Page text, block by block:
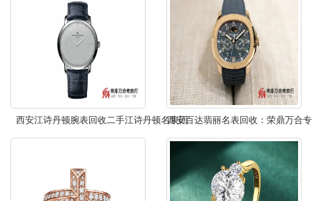
西安江诗丹顿腕表回收二手江诗丹顿名表回
收，足不出户 安心变现 上门回收！
西安百达翡丽名表回收：荣鼎万合
收——足不出户安心变现！